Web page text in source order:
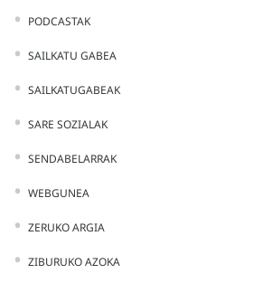
PODCASTAK
SAILKATU GABEA
SAILKATUGABEAK
SARE SOZIALAK
SENDABELARRAK
WEBGUNEA
ZERUKO ARGIA
ZIBURUKO AZOKA